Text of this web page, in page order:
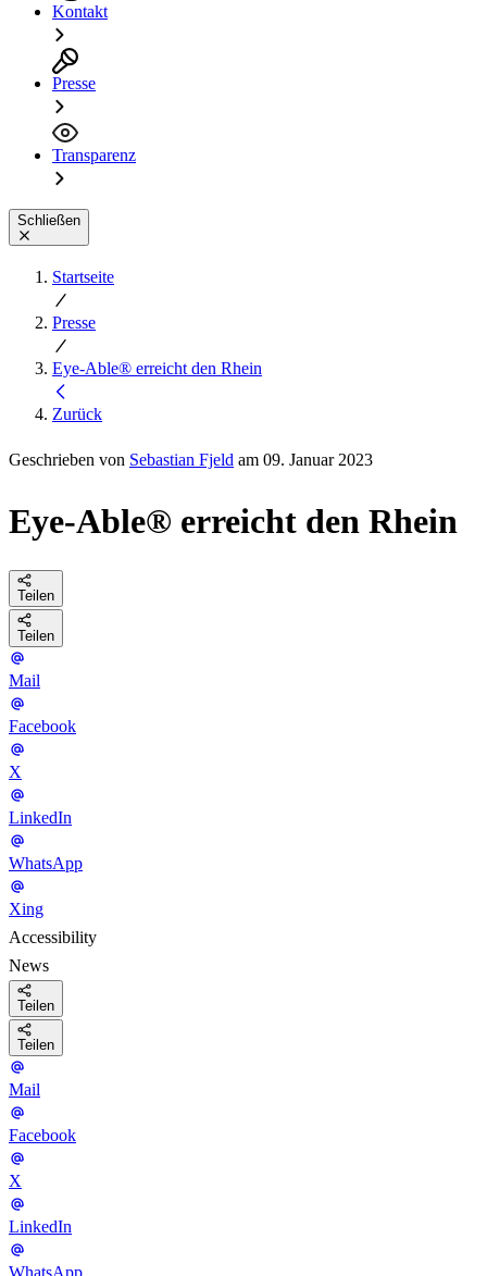
Kontakt
Presse
Transparenz
Schließen
Startseite
Presse
Eye-Able® erreicht den Rhein
Zurück
Geschrieben von Sebastian Fjeld am 09. Januar 2023
Eye-Able® erreicht den Rhein
Teilen
Teilen
Mail
Facebook
X
LinkedIn
WhatsApp
Xing
Accessibility
News
Teilen
Teilen
Mail
Facebook
X
LinkedIn